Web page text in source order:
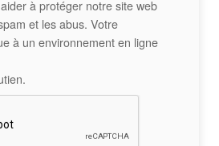
à protéger notre site web
et les abus. Votre
à un environnement en ligne